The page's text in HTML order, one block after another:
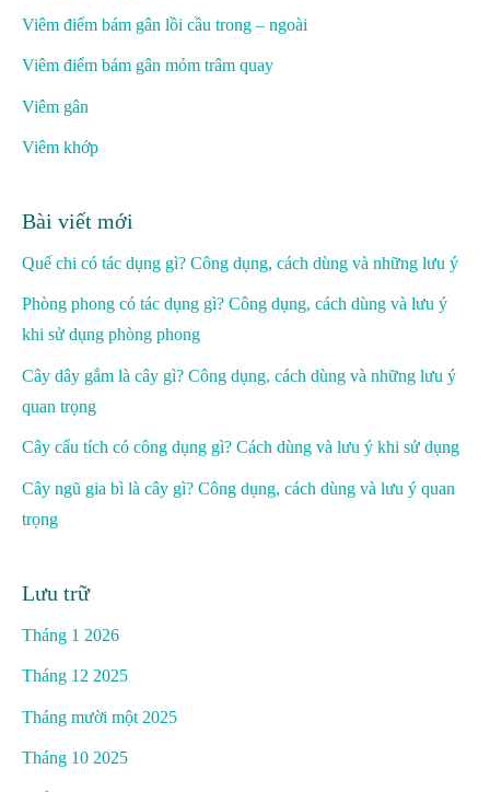
Viêm điểm bám gân lồi cầu trong – ngoài
Viêm điểm bám gân mỏm trâm quay
Viêm gân
Viêm khớp
Bài viết mới
Quế chi có tác dụng gì? Công dụng, cách dùng và những lưu ý
Phòng phong có tác dụng gì? Công dụng, cách dùng và lưu ý
khi sử dụng phòng phong
Cây dây gắm là cây gì? Công dụng, cách dùng và những lưu ý
quan trọng
Cây cẩu tích có công dụng gì? Cách dùng và lưu ý khi sử dụng
Cây ngũ gia bì là cây gì? Công dụng, cách dùng và lưu ý quan
trọng
Lưu trữ
Tháng 1 2026
Tháng 12 2025
Tháng mười một 2025
Tháng 10 2025